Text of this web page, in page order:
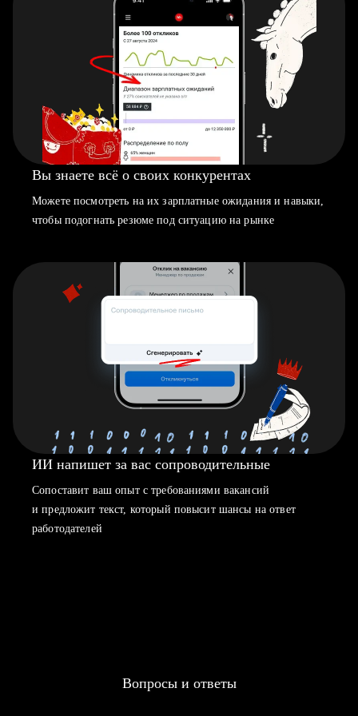
Вы знаете всё о своих конкурентах
Можете посмотреть на их зарплатные ожидания и навыки,
чтобы подогнать резюме под ситуацию на рынке
ИИ напишет за вас сопроводительные
Сопоставит ваш опыт с требованиями вакансий
и предложит текст, который повысит шансы на ответ
работодателей
Вопросы и ответы